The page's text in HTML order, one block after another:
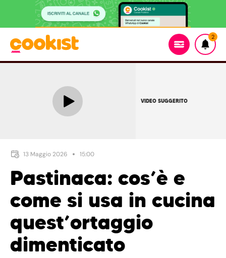
2
VIDEO SUGGERITO
13 Maggio 2026 15:00
Pastinaca: cos’è e
come si usa in cucina
quest’ortaggio
dimenticato